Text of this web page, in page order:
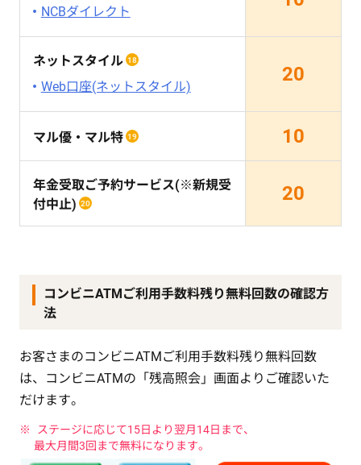
NCBダイレクト
ネットスタイル 18
Web口座(ネットスタイル)
20
マル優・マル特 19 10
年金受取ご予約サービス(※新規受
付中止) 20 20
コンビニATMご利用手数料残り無料回数の確認方
法
お客さまのコンビニATMご利用手数料残り無料回数
は、コンビニATMの「残高照会」画面よりご確認いた
だけます。
ステージに応じて15日より翌月14日まで、
最大月間3回まで無料になります。